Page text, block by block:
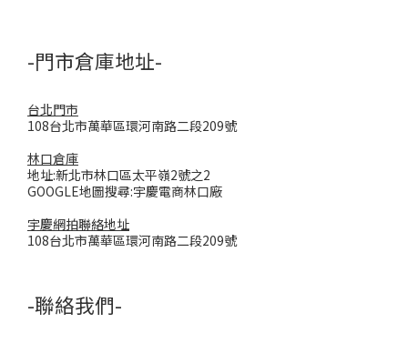
-門市倉庫地址-
台北門市
108台北市萬華區環河南路二段209號
林口倉庫
地址:新北市林口區太平嶺2號之2
GOOGLE地圖搜尋:宇慶電商林口廠
宇慶網拍聯絡地址
108台北市萬華區環河南路二段209號
-聯絡我們-